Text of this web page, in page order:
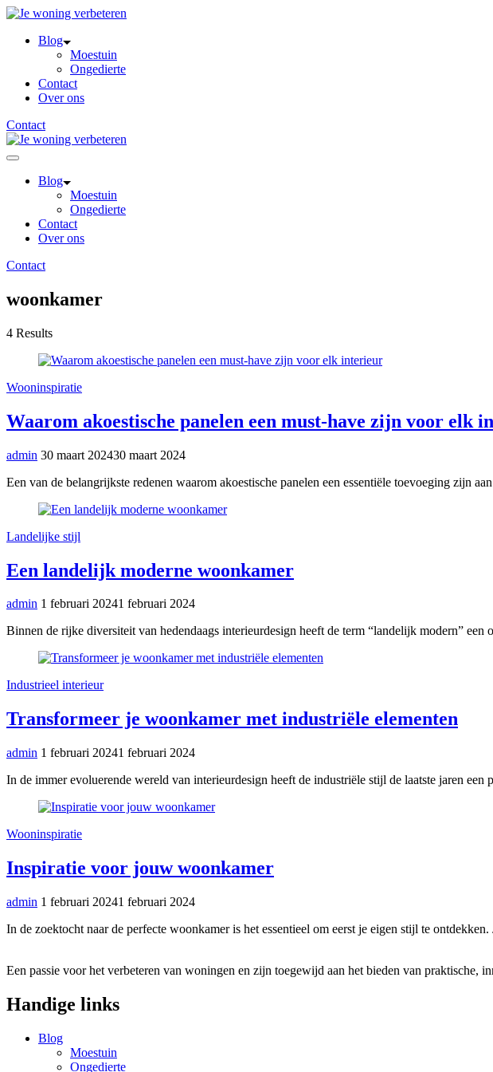
Skip
contentBlog
Moestuin
Ongedierte
Contact
Over ons
Contact
Blog
Moestuin
Ongedierte
Contact
Over ons
Contact
woonkamer
4 Results
Wooninspiratie
Waarom akoestische panelen een must-have zijn voor elk
admin 30 maart 202430 maart 2024
Een van de belangrijkste redenen waarom akoestische panelen een essentiële toevoeging zijn
Landelijke stijl
Een landelijk moderne woonkamer
admin 1 februari 20241 februari 2024
Binnen de rijke diversiteit van hedendaags interieurdesign heeft de term “landelijk modern”
Industrieel interieur
Transformeer je woonkamer met industriële elementen
admin 1 februari 20241 februari 2024
In de immer evoluerende wereld van interieurdesign heeft de industriële stijl de laatste jaren
Wooninspiratie
Inspiratie voor jouw woonkamer
admin 1 februari 20241 februari 2024
In de zoektocht naar de perfecte woonkamer is het essentieel om eerst je eigen stijl te
Een passie voor het verbeteren van woningen en zijn toegewijd aan het bieden van praktische,
Handige links
Blog
Moestuin
Ongedierte